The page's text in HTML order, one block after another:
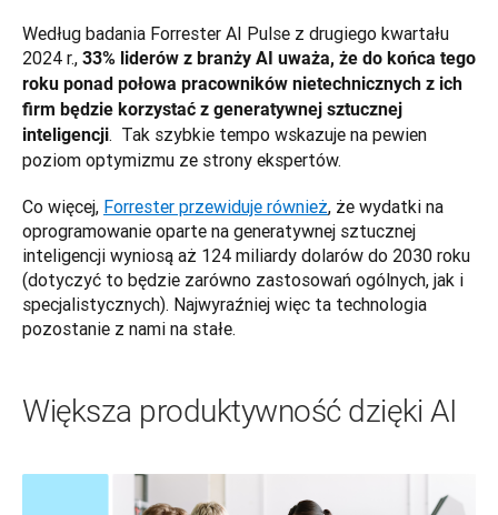
Według badania Forrester AI Pulse z drugiego kwartału
2024 r., 33% liderów z branży AI uważa, że do końca tego
roku ponad połowa pracowników nietechnicznych z ich
firm będzie korzystać z generatywnej sztucznej
inteligencji.  Tak szybkie tempo wskazuje na pewien
poziom optymizmu ze strony ekspertów.
Co więcej, Forrester przewiduje również, że wydatki na
oprogramowanie oparte na generatywnej sztucznej
inteligencji wyniosą aż 124 miliardy dolarów do 2030 roku
(dotyczyć to będzie zarówno zastosowań ogólnych, jak i
specjalistycznych). Najwyraźniej więc ta technologia
pozostanie z nami na stałe.
Większa produktywność dzięki AI